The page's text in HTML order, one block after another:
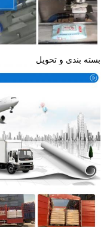
بسته بندی و تحویل